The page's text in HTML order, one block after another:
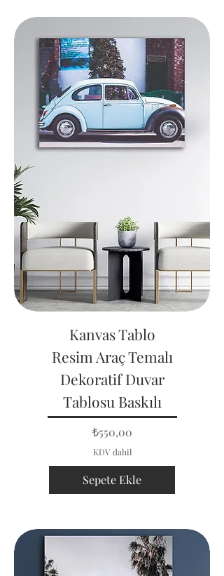
Kanvas Tablo
Resim Araç Temalı
Dekoratif Duvar
Tablosu Baskılı
Fiyat
₺550,00
KDV dahil
Sepete Ekle